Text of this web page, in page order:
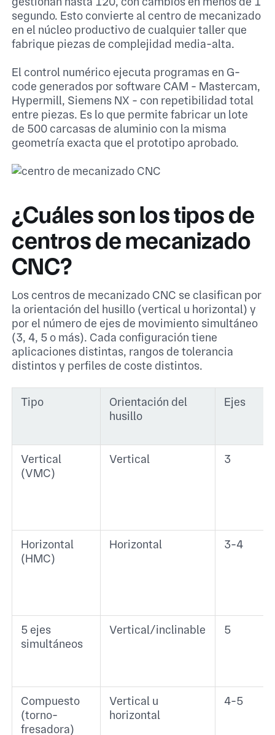
segundo. Esto convierte al centro de mecanizado
en el núcleo productivo de cualquier taller que
fabrique piezas de complejidad media-alta.
El control numérico ejecuta programas en G-
code generados por software CAM - Mastercam,
Hypermill, Siemens NX - con repetibilidad total
entre piezas. Es lo que permite fabricar un lote
de 500 carcasas de aluminio con la misma
geometría exacta que el prototipo aprobado.
¿Cuáles son los tipos de
centros de mecanizado
CNC?
Los centros de mecanizado CNC se clasifican por
la orientación del husillo (vertical u horizontal) y
por el número de ejes de movimiento simultáneo
(3, 4, 5 o más). Cada configuración tiene
aplicaciones distintas, rangos de tolerancia
distintos y perfiles de coste distintos.
Tipo
Orientación del
husillo
Ejes
Vertical
(VMC)
Vertical 3
Horizontal
(HMC)
Horizontal 3-4
5 ejes
simultáneos
Vertical/inclinable 5
Compuesto
(torno-
fresadora)
Vertical u
horizontal
4-5